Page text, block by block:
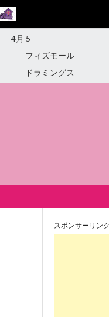
4月 5
フィズモール
ドラミングス
スポンサーリンク